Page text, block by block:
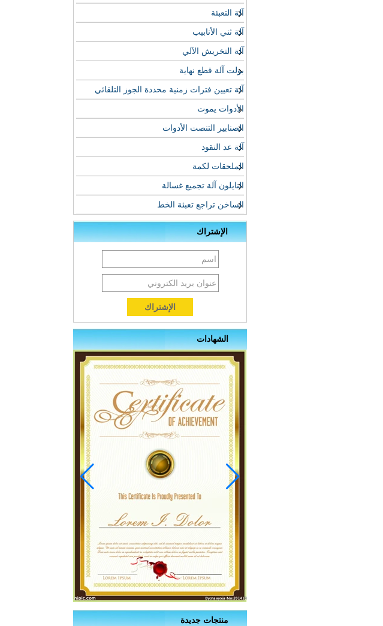
آلة التعبئة
آلة ثني الأنابيب
آلة التخريش الآلي
بولت آلة قطع نهاية
آلة تعيين فترات زمنية محددة الجوز التلقائي
الأدوات يموت
الصنابير التنصت الأدوات
آلة عد النقود
الملحقات لكمة
النايلون آلة تجميع غسالة
الساخن تراجع تعبئة الخط
الإشتراك
الشهادات
منتجات جديدة